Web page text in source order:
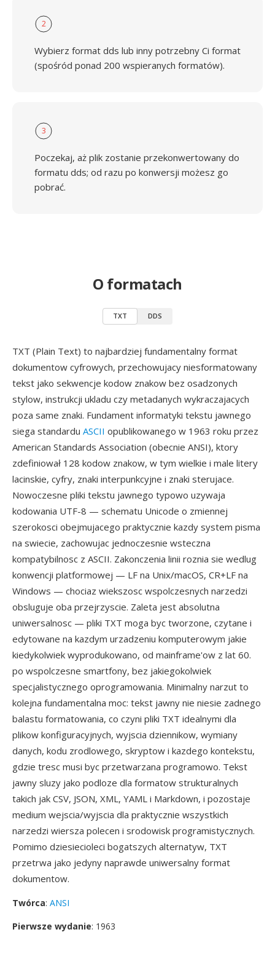
2
Wybierz format dds lub inny potrzebny Ci format
(spośród ponad 200 wspieranych formatów).
3
Poczekaj, aż plik zostanie przekonwertowany do
formatu dds; od razu po konwersji możesz go
pobrać.
O formatach
TXT DDS
TXT (Plain Text) to najbardziej fundamentalny format
dokumentow cyfrowych, przechowujacy niesformatowany
tekst jako sekwencje kodow znakow bez osadzonych
stylow, instrukcji ukladu czy metadanych wykraczajacych
poza same znaki. Fundament informatyki tekstu jawnego
siega standardu ASCII opublikowanego w 1963 roku przez
American Standards Association (obecnie ANSI), ktory
zdefiniował 128 kodow znakow, w tym wielkie i male litery
lacinskie, cyfry, znaki interpunkcyjne i znaki sterujace.
Nowoczesne pliki tekstu jawnego typowo uzywaja
kodowania UTF-8 — schematu Unicode o zmiennej
szerokosci obejmujacego praktycznie kazdy system pisma
na swiecie, zachowujac jednoczesnie wsteczna
kompatybilnosc z ASCII. Zakonczenia linii roznia sie wedlug
konwencji platformowej — LF na Unix/macOS, CR+LF na
Windows — chociaz wiekszosc wspolczesnych narzedzi
obsluguje oba przejrzyscie. Zaleta jest absolutna
uniwersalnosc — pliki TXT moga byc tworzone, czytane i
edytowane na kazdym urzadzeniu komputerowym jakie
kiedykolwiek wyprodukowano, od mainframe'ow z lat 60.
po wspolczesne smartfony, bez jakiegokolwiek
specjalistycznego oprogramowania. Minimalny narzut to
kolejna fundamentalna moc: tekst jawny nie niesie zadnego
balastu formatowania, co czyni pliki TXT idealnymi dla
plikow konfiguracyjnych, wyjscia dziennikow, wymiany
danych, kodu zrodlowego, skryptow i kazdego kontekstu,
gdzie tresc musi byc przetwarzana programowo. Tekst
jawny sluzy jako podloze dla formatow strukturalnych
takich jak CSV, JSON, XML, YAML i Markdown, i pozostaje
medium wejscia/wyjscia dla praktycznie wszystkich
narzedzi wiersza polecen i srodowisk programistycznych.
Pomimo dziesiecioleci bogatszych alternatyw, TXT
przetrwa jako jedyny naprawde uniwersalny format
dokumentow.
Twórca: ANSI
Pierwsze wydanie: 1963